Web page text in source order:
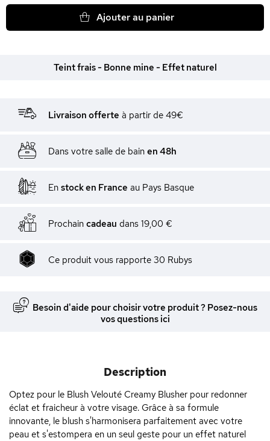
Ajouter au panier
Teint frais - Bonne mine - Effet naturel
Livraison offerte à partir de 49€
Dans votre salle de bain en 48h
En stock en France au Pays Basque
Prochain cadeau dans 19,00 €
Ce produit vous rapporte 30 Rubys
Besoin d'aide pour choisir votre produit ? Posez-nous
vos questions ici
Description
Optez pour le Blush Velouté Creamy Blusher pour redonner
éclat et fraicheur à votre visage. Grâce à sa formule
innovante, le blush s'harmonisera parfaitement avec votre
peau et s'estompera en un seul geste pour un effet naturel